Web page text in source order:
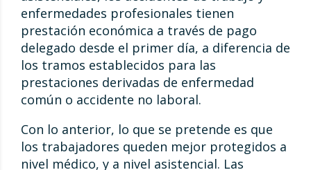
enfermedades profesionales tienen
prestación económica a través de pago
delegado desde el primer día, a diferencia de
los tramos establecidos para las
prestaciones derivadas de enfermedad
común o accidente no laboral.
Con lo anterior, lo que se pretende es que
los trabajadores queden mejor protegidos a
nivel médico, y a nivel asistencial. Las